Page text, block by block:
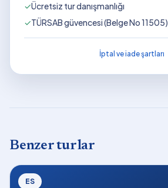
✓Ücretsiz tur danışmanlığı
✓TÜRSAB güvencesi (Belge No 11505)
İptal ve iade şartları
Benzer turlar
ES